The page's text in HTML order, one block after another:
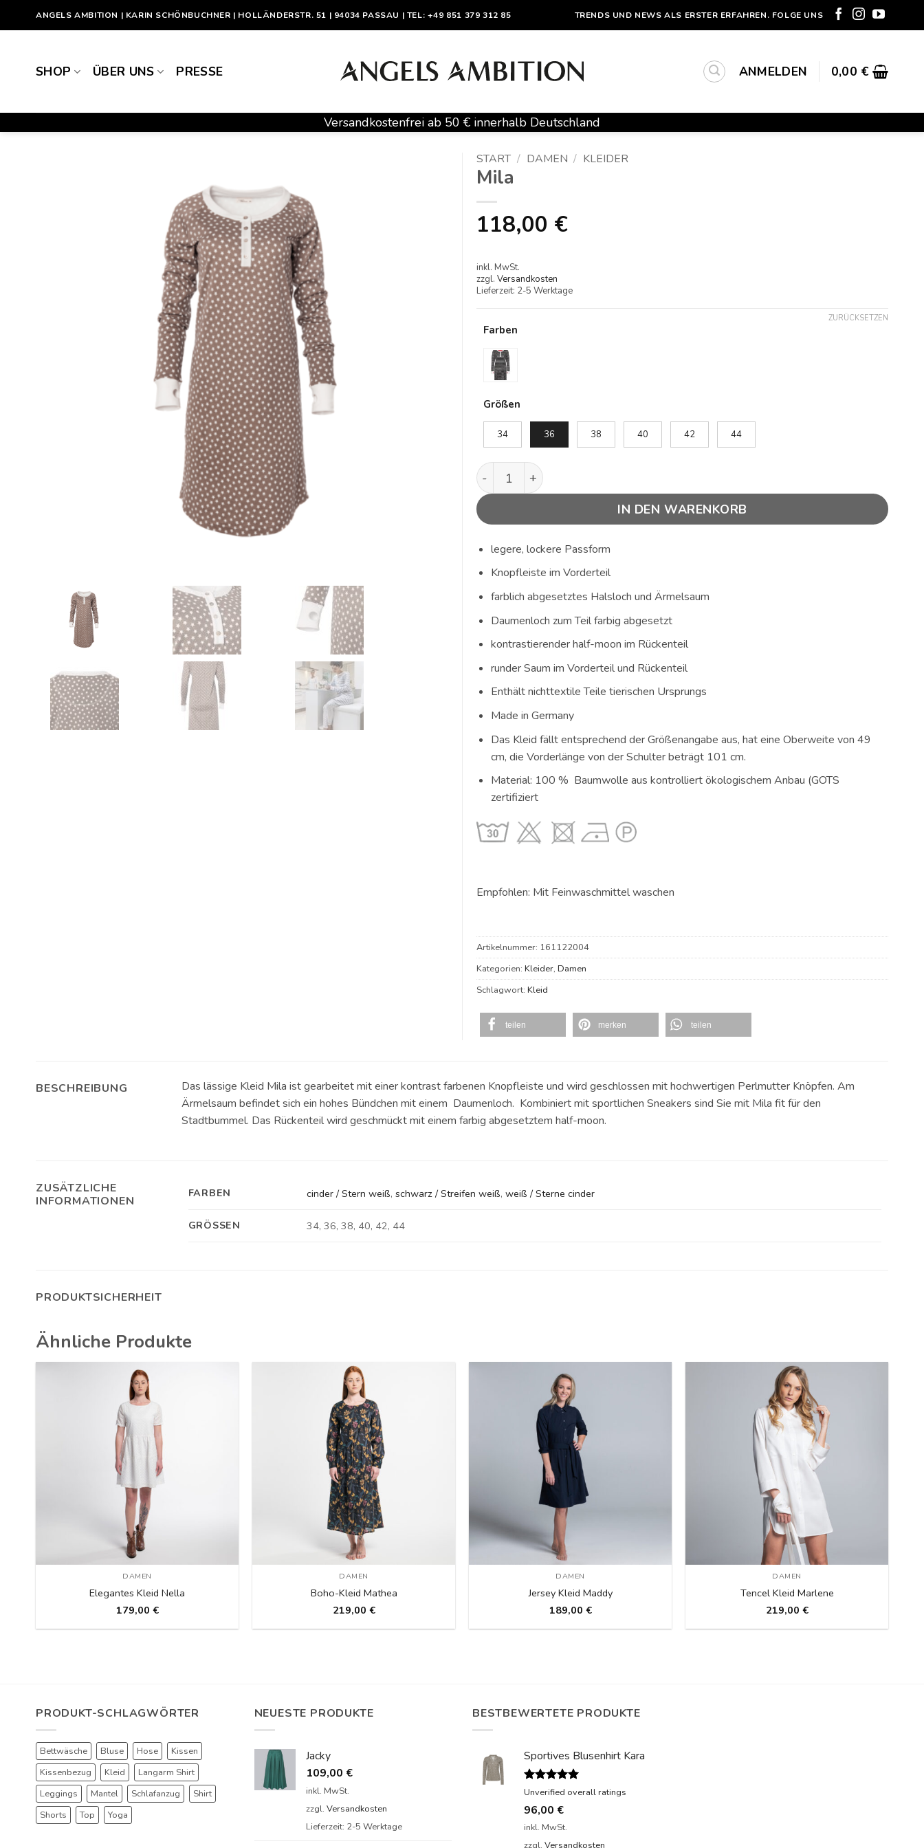
ANGELS AMBITION | KARIN SCHÖNBUCHNER | HOLLÄNDERSTR. 51 | 94034 PASSAU | TEL: +49 851 379 312 85 TRENDS UND NEWS ALS ERSTER ERFAHREN. FOLGE UNS
SHOP ÜBER UNS PRESSE ANMELDEN 0,00 €
Versandkostenfrei ab 50 € innerhalb Deutschland
START / DAMEN / KLEIDER
Mila
118,00 €
inkl. MwSt.
zzgl. Versandkosten
Lieferzeit: 2-5 Werktage
Farben
Größen
34 36 38 40 42 44
ZURÜCKSETZEN
Mila Menge
IN DEN WARENKORB
Alternative:
legere, lockere Passform
Knopfleiste im Vorderteil
farblich abgesetztes Halsloch und Ärmelsaum
Daumenloch zum Teil farbig abgesetzt
kontrastierender half-moon im Rückenteil
runder Saum im Vorderteil und Rückenteil
Enthält nichttextile Teile tierischen Ursprungs
Made in Germany
Das Kleid fällt entsprechend der Größenangabe aus, hat eine Oberweite von 49
cm, die Vorderlänge von der Schulter beträgt 101 cm.
Material: 100 % Baumwolle aus kontrolliert ökologischem Anbau (GOTS
zertifiziert
Empfohlen: Mit Feinwaschmittel waschen
Artikelnummer: 161122004
Kategorien: Kleider, Damen
Schlagwort: Kleid
teilen merken teilen
BESCHREIBUNG
Das lässige Kleid Mila ist gearbeitet mit einer kontrast farbenen Knopfleiste und wird geschlossen mit hochwertigen Perlmutter Knöpfen. Am
Ärmelsaum befindet sich ein hohes Bündchen mit einem Daumenloch. Kombiniert mit sportlichen Sneakers sind Sie mit Mila fit für den
Stadtbummel. Das Rückenteil wird geschmückt mit einem farbig abgesetztem half-moon.
ZUSÄTZLICHE
INFORMATIONEN
FARBEN cinder / Stern weiß, schwarz / Streifen weiß, weiß / Sterne cinder
GRÖSSEN 34, 36, 38, 40, 42, 44
PRODUKTSICHERHEIT
Ähnliche Produkte
DAMEN
Elegantes Kleid Nella
179,00 €
DAMEN
Boho-Kleid Mathea
219,00 €
DAMEN
Jersey Kleid Maddy
189,00 €
DAMEN
Tencel Kleid Marlene
219,00 €
PRODUKT-SCHLAGWÖRTER
Bettwäsche Bluse Hose
Kissen
Kissenbezug
Kleid
Langarm Shirt
Leggings
Mantel Schlafanzug
Shirt
Shorts
Top Yoga
NEUESTE PRODUKTE
Jacky
109,00 €
inkl. MwSt.
zzgl. Versandkosten
Lieferzeit: 2-5 Werktage
BESTBEWERTETE PRODUKTE
Sportives Blusenhirt Kara
Bewertet
von 5
Unverified overall ratings
96,00 €
inkl. MwSt.
zzgl. Versandkosten